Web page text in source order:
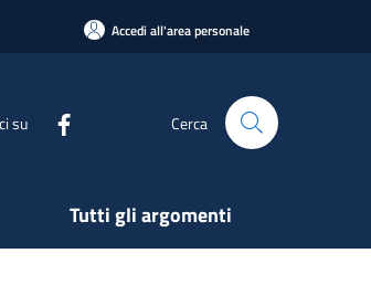
Accedi all'area personale
su Cerca
Tutti gli argomenti